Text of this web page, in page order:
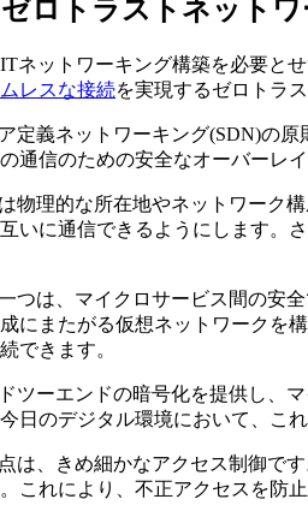
ロトラストネット
ネットワーキング構築を必要と
レスな接続を実現するゼロトラ
定義ネットワーキング(SDN)の
通信のための安全なオーバーレ
物理的な所在地やネットワーク
いに通信できるようにします。
つは、マイクロサービス間の安
にまたがる仮想ネットワークを
できます。
ツーエンドの暗号化を提供し
日のデジタル環境において、こ
は、きめ細かなアクセス制御で
これにより、不正アクセスを防